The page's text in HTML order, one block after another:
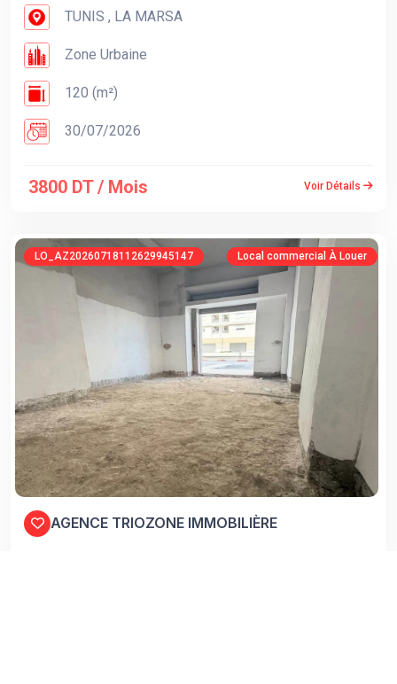
TUNIS , LA MARSA
Zone Urbaine
120 (m²)
30/07/2026
3800 DT / Mois Voir Détails
LO_AZ20260718112629945147 Local commercial À Louer
AGENCE TRIOZONE IMMOBILIÈRE